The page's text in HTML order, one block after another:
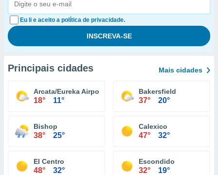
Eu li e aceito a política de privacidade.
Principais cidades Mais cidades
Arcata/Eureka Airport
18° 11°
Bakersfield
37° 20°
Bishop
38° 25°
Calexico
47° 32°
El Centro
48° 32°
Escondido
32° 19°